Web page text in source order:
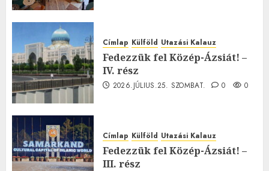
Címlap Külföld Utazási Kalauz
Fedezzük fel Közép-Ázsiát! –
IV. rész
2026.JÚLIUS.25. SZOMBAT. 0 0
Címlap Külföld Utazási Kalauz
Fedezzük fel Közép-Ázsiát! –
III. rész